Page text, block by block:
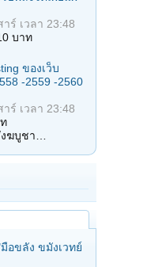
าร์ เวลา 23:48
บาท
ของเว็บ
-2559 -2560
าร์ เวลา 23:48
ฆบูชา…
อขลัง ขมังเวทย์